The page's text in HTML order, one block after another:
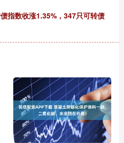
指数收涨1.35%，347只可转债